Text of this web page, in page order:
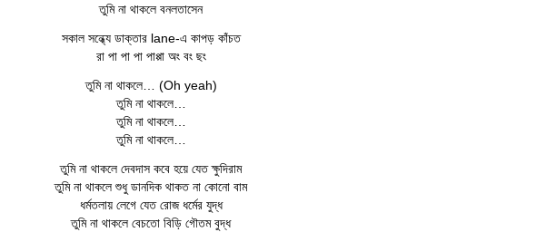
তুমি না থাকলে বনলতাসেন
সকাল সন্ধ্যে ডাক্তার lane-এ কাপড় কাঁচত
রা পা পা পা পাপ্পা অং বং ছং
তুমি না থাকলে… (Oh yeah)
তুমি না থাকলে…
তুমি না থাকলে…
তুমি না থাকলে…
তুমি না থাকলে দেবদাস কবে হয়ে যেত ক্ষুদিরাম
তুমি না থাকলে শুধু ডানদিক থাকত না কোনো বাম
ধর্মতলায় লেগে যেত রোজ ধর্মের যুদ্ধ
তুমি না থাকলে বেচতো বিড়ি গৌতম বুদ্ধ